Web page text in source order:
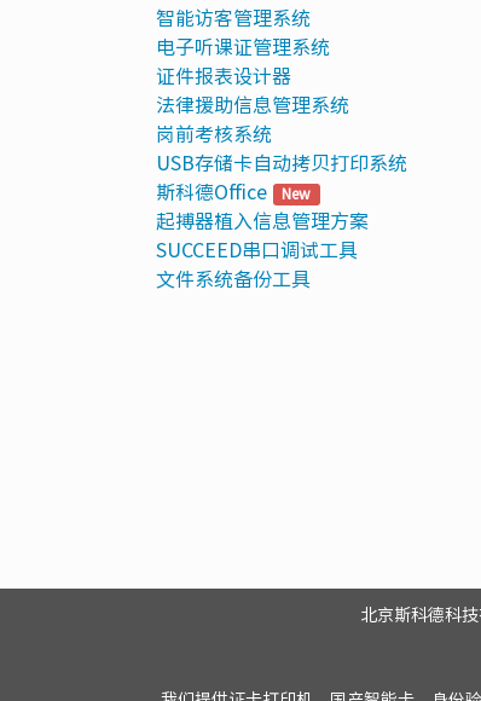
智能访客管理系统
电子听课证管理系统
证件报表设计器
法律援助信息管理系统
岗前考核系统
USB存储卡自动拷贝打印系统
斯科德Office
New
起搏器植入信息管理方案
SUCCEED串口调试工具
文件系统备份工具
北京斯科德科